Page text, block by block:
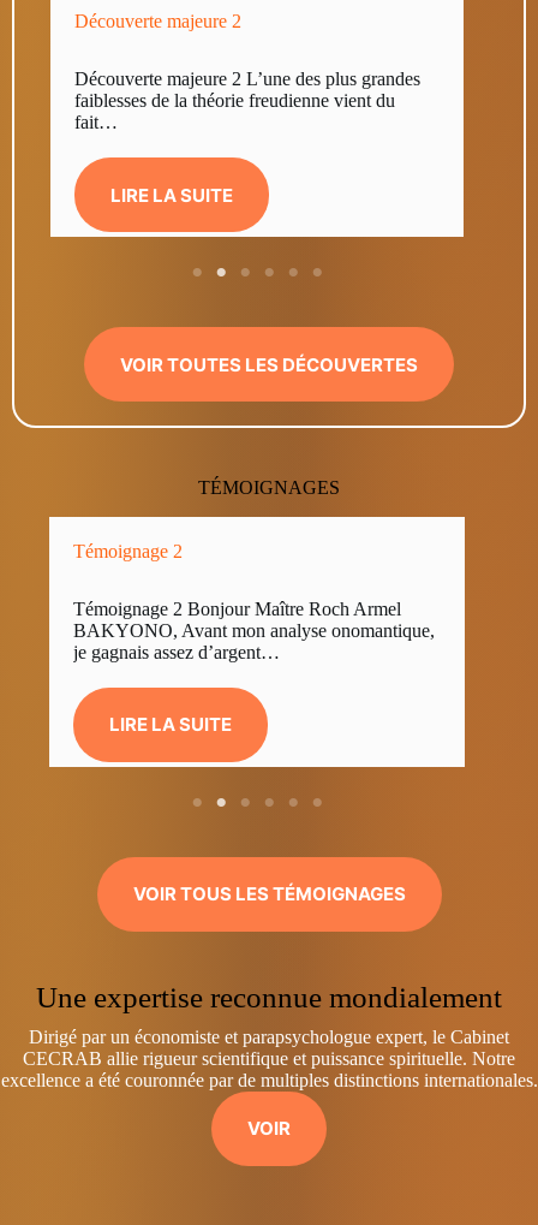
Découverte majeure 3
Découverte majeure 3 Vous savez, j’étais très
fort en mathématique. Je le suis toujours
LIRE LA SUITE
VOIR TOUTES LES DÉCOUVERTES
TÉMOIGNAGES
2
2 Bonjour Maître Roch Armel
Avant mon analyse onomantique,
assez d’argent…
LIRE LA SUITE
BAKYONO,
VOIR TOUS LES TÉMOIGNAGES
Une expertise reconnue mondialement
Dirigé par un économiste et parapsychologue expert, le Cabinet
CECRAB allie rigueur scientifique et puissance spirituelle. Notre
excellence a été couronnée par de multiples distinctions internationales.
VOIR